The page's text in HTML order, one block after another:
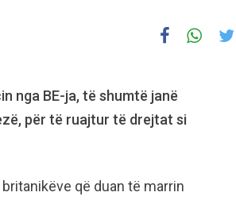
nga BE-ja, të shumtë janë
për të ruajtur të drejtat si
që duan të marrin